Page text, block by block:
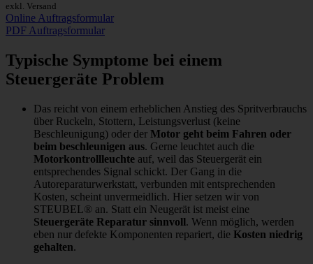
exkl. Versand
Online Auftragsformular
PDF Auftragsformular
Typische Symptome bei einem
Steuergeräte Problem
Das reicht von einem erheblichen Anstieg des Spritverbrauchs
über Ruckeln, Stottern, Leistungsverlust (keine
Beschleunigung) oder der Motor geht beim Fahren oder
beim beschleunigen aus. Gerne leuchtet auch die
Motorkontrollleuchte auf, weil das Steuergerät ein
entsprechendes Signal schickt. Der Gang in die
Autoreparaturwerkstatt, verbunden mit entsprechenden
Kosten, scheint unvermeidlich. Hier setzen wir von
STEUBEL® an. Statt ein Neugerät ist meist eine
Steuergeräte Reparatur sinnvoll. Wenn möglich, werden
eben nur defekte Komponenten repariert, die Kosten niedrig
gehalten.